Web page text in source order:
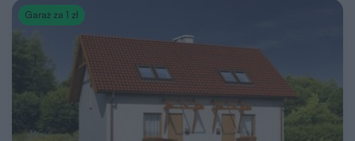
Garaż za 1 zł